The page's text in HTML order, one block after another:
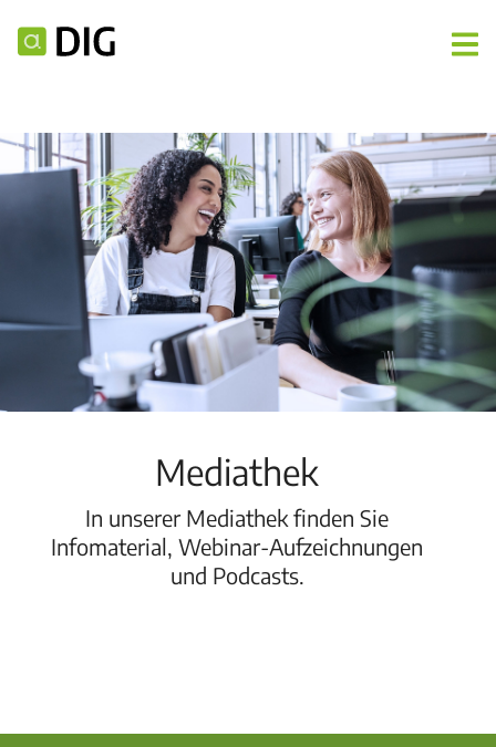
Mediathek
In unserer Mediathek finden Sie
Infomaterial, Webinar-Aufzeichnungen
und Podcasts.